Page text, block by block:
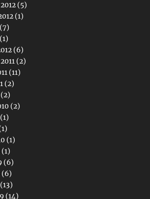
(5)
(1)
(7)
(1)
(6)
(2)
(11)
(2)
(2)
(2)
(1)
(1)
(1)
(6)
(6)
(13)
(14)